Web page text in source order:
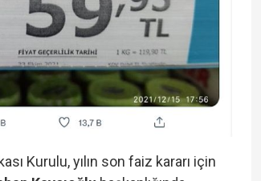
Kurulu, yılın son faiz kararı için